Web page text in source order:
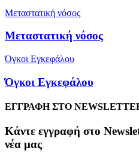
Μεταστατική νόσος
Μεταστατική νόσος
Όγκοι Εγκεφάλου
Όγκοι Εγκεφάλου
ΕΓΓΡΑΦΗ ΣΤΟ
Kάντε εγγραφή στο
νέα μας